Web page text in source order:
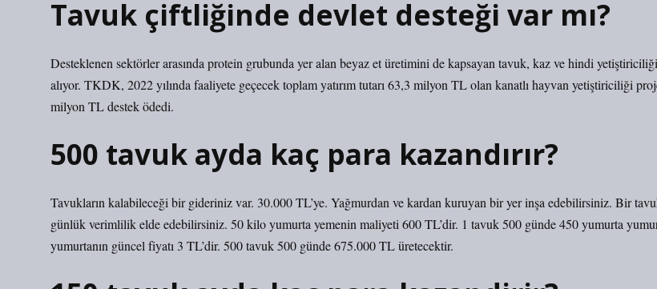
Tavuk çiftliğinde devlet desteği var mı?
Desteklenen sektörler arasında protein grubunda yer alan beyaz et üretimini de kapsayan tavuk, kaz ve hindi
alıyor. TKDK, 2022 yılında faaliyete geçecek toplam yatırım tutarı 63,3 milyon TL olan kanatlı hayvan yetiştiriciliği
milyon TL destek ödedi.
500 tavuk ayda kaç para kazandırır?
Tavukların kalabileceği bir gideriniz var. 30.000 TL’ye. Yağmurdan ve kardan kuruyan bir yer inşa edebilirsiniz. Bir
günlük verimlilik elde edebilirsiniz. 50 kilo yumurta yemenin maliyeti 600 TL’dir. 1 tavuk 500 günde 450 yumurta
yumurtanın güncel fiyatı 3 TL’dir. 500 tavuk 500 günde 675.000 TL üretecektir.